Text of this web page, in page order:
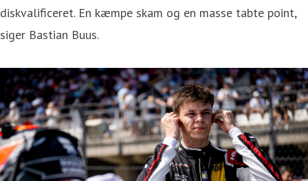
diskvalificeret. En kæmpe skam og en masse tabte point,
siger Bastian Buus.